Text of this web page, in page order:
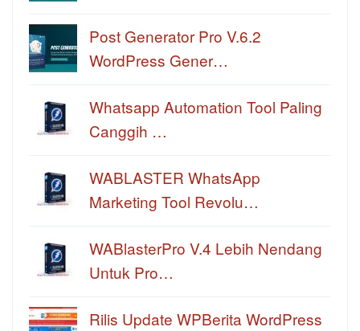
Post Generator Pro V.6.2
WordPress Gener…
Whatsapp Automation Tool Paling
Canggih …
WABLASTER WhatsApp
Marketing Tool Revolu…
WABlasterPro V.4 Lebih Nendang
Untuk Pro…
Rilis Update WPBerita WordPress